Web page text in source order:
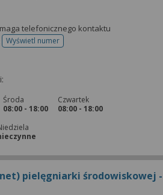
telefonicznego kontaktu
Wyświetl numertelefonu do rejestracji
Środa
08:00 - 18:00
Czwartek
08:00 - 18:00
pielęgniarki środowiskowej -